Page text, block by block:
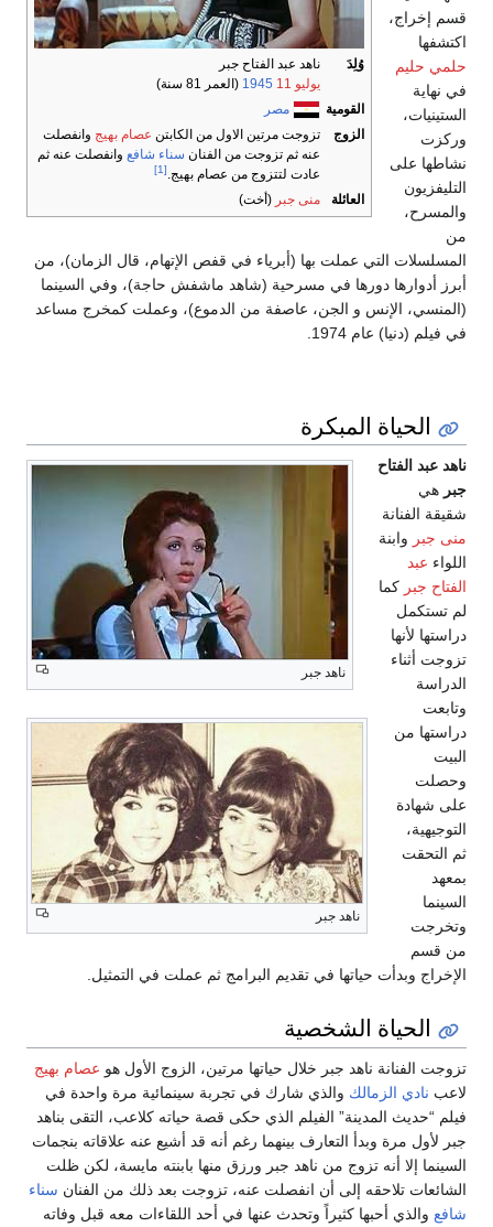
وُلِدَ
ناهد عبد الفتاح جبر
يوليو 11
1945 (العمر 81 سنة)
القومية
مصر
الزوج
تزوجت مرتين الاول من الكابتن عصام بهيج وانفصلت
عنه ثم تزوجت من الفنان سناء شافع وانفصلت عنه ثم
عادت لتتزوج من عصام بهيج.[1]
العائلة منى جبر (أخت)
قسم إخراج،
اكتشفها
حلمي حليم
في نهاية
الستينيات،
وركزت
نشاطها على
التليفزيون
والمسرح،
من
المسلسلات التي عملت بها (أبرياء في قفص الإتهام، قال الزمان)، من
أبرز أدوارها دورها في مسرحية (شاهد ماشفش حاجة)، وفي السينما
(المنسي، الإنس و الجن، عاصفة من الدموع)، وعملت كمخرج مساعد
في فيلم (دنيا) عام 1974.
الحياة المبكرة
ناهد جبر
ناهد جبر
ناهد عبد الفتاح
جبر هي
شقيقة الفنانة
منى جبر وابنة
اللواء عبد
الفتاح جبر كما
لم تستكمل
دراستها لأنها
تزوجت أثناء
الدراسة
وتابعت
دراستها من
البيت
وحصلت
على شهادة
التوجيهية،
ثم التحقت
بمعهد
السينما
وتخرجت
من قسم
الإخراج وبدأت حياتها في تقديم البرامج ثم عملت في التمثيل.
الحياة الشخصية
تزوجت الفنانة ناهد جبر خلال حياتها مرتين، الزوج الأول هو عصام بهيج
لاعب نادي الزمالك والذي شارك في تجربة سينمائية مرة واحدة في
فيلم “حديث المدينة” الفيلم الذي حكى قصة حياته كلاعب، التقى بناهد
جبر لأول مرة وبدأ التعارف بينهما رغم أنه قد أشيع عنه علاقاته بنجمات
السينما إلا أنه تزوج من ناهد جبر ورزق منها بابنته مايسة، لكن ظلت
الشائعات تلاحقه إلى أن انفصلت عنه، تزوجت بعد ذلك من الفنان سناء
شافع والذي أحبها كثيراً وتحدث عنها في أحد اللقاءات معه قبل وفاته